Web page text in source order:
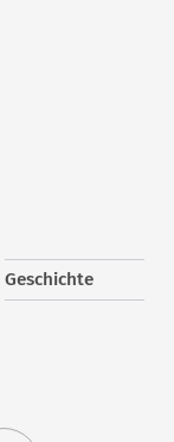
Geschichte